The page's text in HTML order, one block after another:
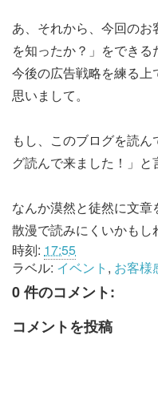
あ、それから、今回の
を知ったか？」をできる
今後の広告戦略を練る上
思いまして。
もし、このブログを読
グ読んで来ました！」と
なんか漠然と徒然に文
散漫で読みにくいかもし
時刻: 17:55
ラベル: イベント , お客様
0 件のコメント:
コメントを投稿